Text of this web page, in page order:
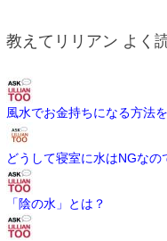
教えてリリアン よく
風水でお金持ちになる方法
どうして寝室に水はNGなの
「陰の水」とは？